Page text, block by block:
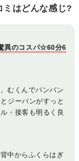
はどんな感じ?
異のコスパ☆60分6
むくんでパンパン
ジーパンがすっと
・接客も明るく良
中からふくらはぎ